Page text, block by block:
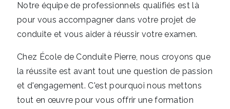
Notre équipe de professionnels qualifiés est là
pour vous accompagner dans votre projet de
conduite et vous aider à réussir votre examen.
Chez École de Conduite Pierre, nous croyons que
la réussite est avant tout une question de passion
et d'engagement. C'est pourquoi nous mettons
tout en œuvre pour vous offrir une formation